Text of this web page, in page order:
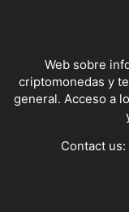
Web sobre
criptomonedas y
general. Acceso a
Contact us: